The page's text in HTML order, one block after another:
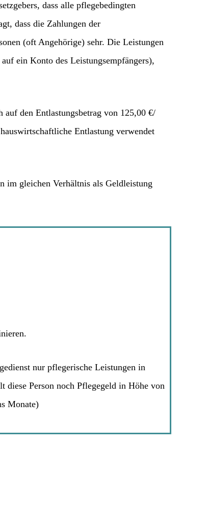
dass alle pflegebedingten
dass die Zahlungen der
(oft Angehörige) sehr. Die Leistungen
ein Konto des Leistungsempfängers),
den Entlastungsbetrag von 125,00 €/
Entlastung verwendet
im gleichen Verhältnis als Geldleistung
nur pflegerische Leistungen in
diese Person noch Pflegegeld in Höhe von
Monate)